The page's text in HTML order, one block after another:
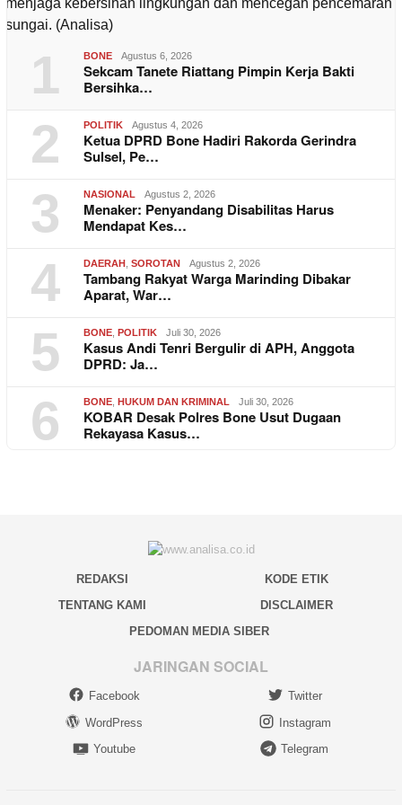
1 BONE Agustus 6, 2026
Sekcam Tanete Riattang Pimpin Kerja Bakti
Bersihka…
2 POLITIK Agustus 4, 2026
Ketua DPRD Bone Hadiri Rakorda Gerindra
Sulsel, Pe…
3 NASIONAL Agustus 2, 2026
Menaker: Penyandang Disabilitas Harus
Mendapat Kes…
4 DAERAH SOROTAN Agustus 2, 2026
Tambang Rakyat Warga Marinding Dibakar
Aparat, War…
5 BONE POLITIK Juli 30, 2026
Kasus Andi Tenri Bergulir di APH, Anggota
DPRD: Ja…
6 BONE HUKUM DAN KRIMINAL Juli 30, 2026
KOBAR Desak Polres Bone Usut Dugaan
Rekayasa Kasus…
REDAKSI
KODE ETIK
TENTANG KAMI
DISCLAIMER
PEDOMAN MEDIA SIBER
JARINGAN SOCIAL
Facebook
Twitter
WordPress
Instagram
Youtube
Telegram